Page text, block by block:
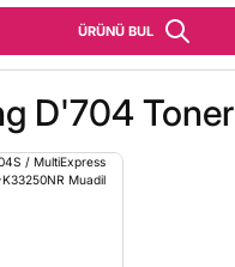
ÜRÜNÜ BUL
D'704 Toner